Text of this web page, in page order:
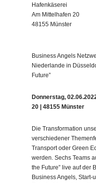
Hafenkäserei
Am Mittelhafen 20
48155 Münster
Business Angels
Niederlande in
Future”
Donnerstag,
20 | 48155 Münster
Die Transformation
verschiedener
Transport oder Green
werden. Sechs Teams
the Future” live auf der
Business Angels,